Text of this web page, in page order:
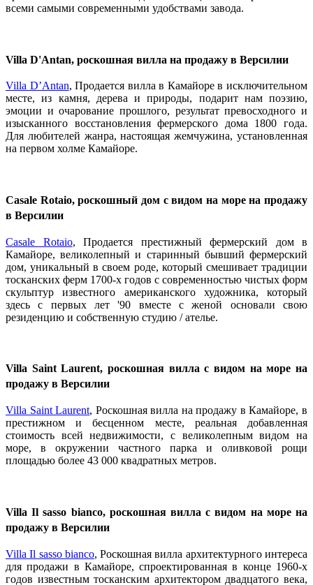
всеми самыми современными удобствами завода.
Villa D'Antan, роскошная вилла на продажу в Версилии
Villa D’Antan, Продается вилла в Камайоре в исключительном
месте, из камня, дерева и природы, подарит нам поэзию,
эмоции и очарование прошлого, результат превосходного и
изысканного восстановления фермерского дома 1800 года.
Для любителей жанра, настоящая жемчужина, установленная
на первом холме Камайоре.
Casale Rotaio, роскошный дом с видом на море на продажу
в Версилии
Casale Rotaio, Продается престижный фермерский дом в
Камайоре, великолепный и старинный бывший фермерский
дом, уникальный в своем роде, который смешивает традиции
тосканских ферм 1700-х годов с современностью чистых форм
скульптур известного американского художника, который
здесь с первых лет '90 вместе с женой основали свою
резиденцию и собственную студию / ателье.
Villa Saint Laurent, роскошная вилла с видом на море на
продажу в Версилии
Villa Saint Laurent, Роскошная вилла на продажу в Камайоре, в
престижном и бесценном месте, реальная добавленная
стоимость всей недвижимости, с великолепным видом на
море, в окружении частного парка и оливковой рощи
площадью более 43 000 квадратных метров.
Villa Il sasso bianco, роскошная вилла с видом на море на
продажу в Версилии
Villa Il sasso bianco, Роскошная вилла архитектурного интереса
для продажи в Камайоре, спроектированная в конце 1960-х
годов известным тосканским архитектором двадцатого века,